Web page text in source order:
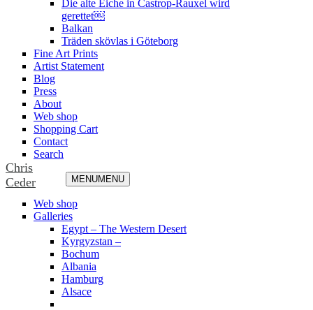
Die alte Eiche in Castrop-Rauxel wird
gerettet￼
Balkan
Träden skövlas i Göteborg
Fine Art Prints
Artist Statement
Blog
Press
About
Web shop
Shopping Cart
Contact
Search
Chris
Ceder
MENUMENU
Web shop
Galleries
Egypt – The Western Desert
Kyrgyzstan –
Bochum
Albania
Hamburg
Alsace